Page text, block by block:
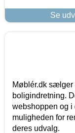
Se
Møblér.dk sælger
boligindretning.
webshoppen og i
muligheden for
deres udvalg.